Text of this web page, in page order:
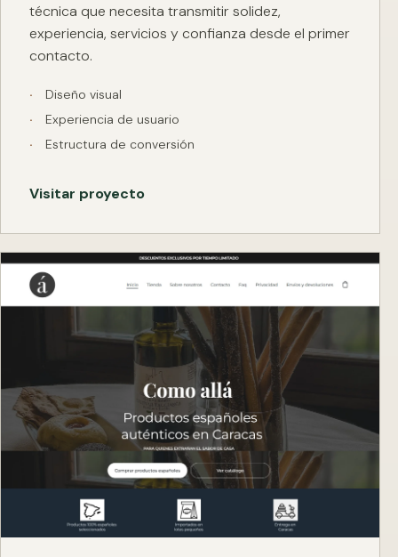
técnica que necesita transmitir solidez,
experiencia, servicios y confianza desde el primer
contacto.
Diseño visual
Experiencia de usuario
Estructura de conversión
Visitar proyecto